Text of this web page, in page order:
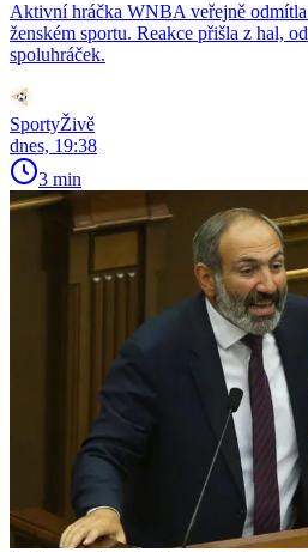
Aktivní hráčka WNBA veřejně odmítla
ženském sportu. Reakce přišla z hal,
spoluhráček.
SportyŽivě
dnes, 19:38
3 min